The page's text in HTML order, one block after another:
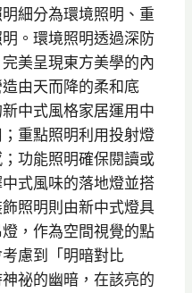
細分為環境照明、重
。環境照明透過深防
美呈現東方美學的內
由天而降的柔和底
中式風格家居運用中
重點照明利用投射燈
功能照明確保閱讀或
式風味的落地燈並搭
照明則由新中式燈具
，作為空間視覺的點
慮到「明暗對比
祕的幽暗，在該亮的